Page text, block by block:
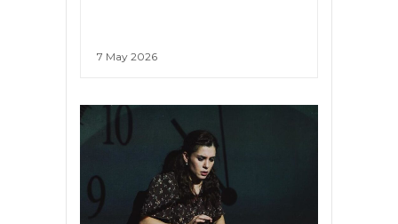
7 May 2026